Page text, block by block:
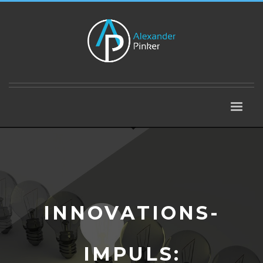
INNOVATIONS-
IMPULS: